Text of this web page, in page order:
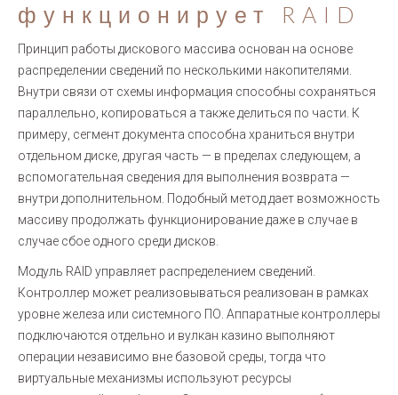
функционирует RAID
Принцип работы дискового массива основан на основе
распределении сведений по несколькими накопителями.
Внутри связи от схемы информация способны сохраняться
параллельно, копироваться а также делиться по части. К
примеру, сегмент документа способна храниться внутри
отдельном диске, другая часть — в пределах следующем, а
вспомогательная сведения для выполнения возврата —
внутри дополнительном. Подобный метод дает возможность
массиву продолжать функционирование даже в случае в
случае сбое одного среди дисков.
Модуль RAID управляет распределением сведений.
Контроллер может реализовываться реализован в рамках
уровне железа или системного ПО. Аппаратные контроллеры
подключаются отдельно и вулкан казино выполняют
операции независимо вне базовой среды, тогда что
виртуальные механизмы используют ресурсы